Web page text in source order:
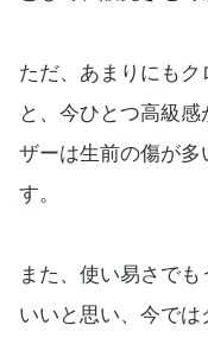
ただ、あまりにも
と、今ひとつ高級
ザーは生前の傷が多
す。
また、使い易さで
いいと思い、今では